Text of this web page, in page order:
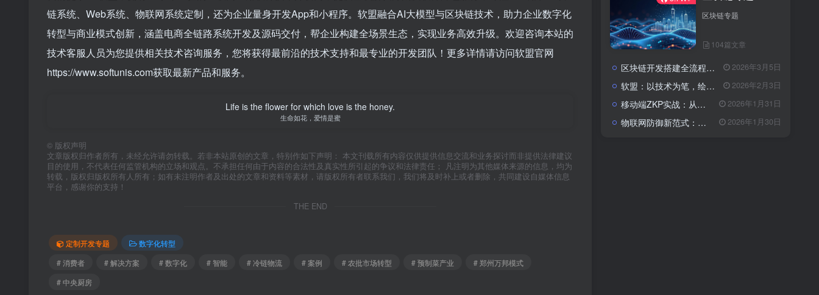
链系统、Web系统、物联网系统定制，还为企业量身开发App和小程序。软盟融合AI大模型与区块链技术，助力企业数字化
转型与商业模式创新，涵盖电商全链路系统开发及源码交付，帮企业构建全场景生态，实现业务高效升级。欢迎咨询本站的
技术客服人员为您提供相关技术咨询服务，您将获得最前沿的技术支持和最专业的开发团队！更多详情请访问软盟官网
https://www.softunis.com获取最新产品和服务。
Life is the flower for which love is the honey.
生命如花，爱情是蜜
© 版权声明
文章版权归作者所有，未经允许请勿转载。若非本站原创的文章，特别作如下声明： 本文刊载所有内容仅供提供信息交流和业务探讨而非提供法律建议
目的使用，不代表任何监管机构的立场和观点。不承担任何由于内容的合法性及真实性所引起的争议和法律责任； 凡注明为其他媒体来源的信息，均为
转载，版权归版权所有人所有；如有未注明作者及出处的文章和资料等素材，请版权所有者联系我们，我们将及时补上或者删除，共同建设自媒体信息
平台，感谢你的支持！
THE END
定制开发专题
数字化转型
# 消费者
# 解决方案 # 数字化 # 智能 # 冷链物流 # 案例 # 农批市场转型 # 预制菜产业
# 郑州万邦模式
# 中央厨房
区块链专题
104篇文章
区块链开发搭建全流程与成本解析：从架构设计到落地的系统性指南 2026年3月5日
软盟：以技术为笔，绘就数字经济新蓝图——全栈开发服务赋能企业数字化转型 2026年2月3日
移动端ZKP实战：从算法瓶颈到体验优化的全栈开发指南 2026年1月31日
物联网防御新范式：基于区块链与CSA 2.0的主动免疫体系 2026年1月30日